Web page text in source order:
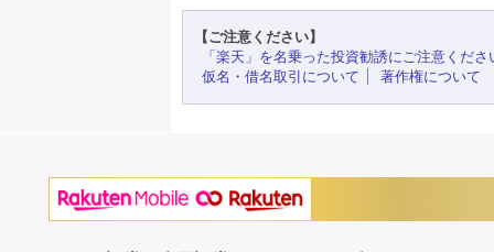
【ご注意ください】
「楽天」を名乗った投資勧誘にご注意くださ
仮名・借名取引について
著作権について